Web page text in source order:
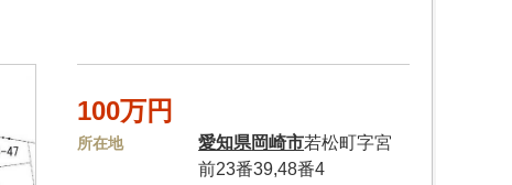
100万円
所在地 愛知県岡崎市若松町字宮
前23番39,48番4